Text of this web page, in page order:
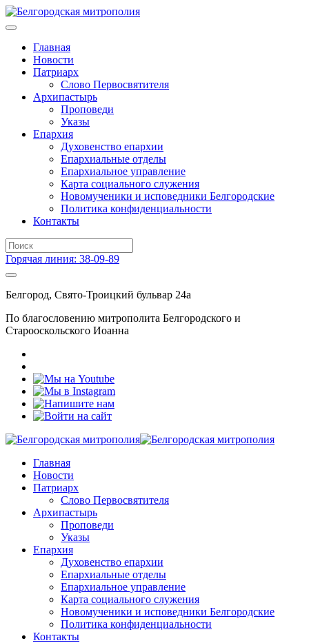
Главная
Новости
Патриарх
Слово Первосвятителя
Архипастырь
Проповеди
Указы
Епархия
Духовенство епархии
Епархиальные отделы
Епархиальное управление
Карта социального служения
Новомученики и исповедники Белгородские
Политика конфиденциальности
Контакты
Горячая линия: 38-09-89
Белгород, Свято-Троицкий бульвар 24а
По благословению митрополита Белгородского и
Старооскольского Иоанна
Главная
Новости
Патриарх
Слово Первосвятителя
Архипастырь
Проповеди
Указы
Епархия
Духовенство епархии
Епархиальные отделы
Епархиальное управление
Карта социального служения
Новомученики и исповедники Белгородские
Политика конфиденциальности
Контакты